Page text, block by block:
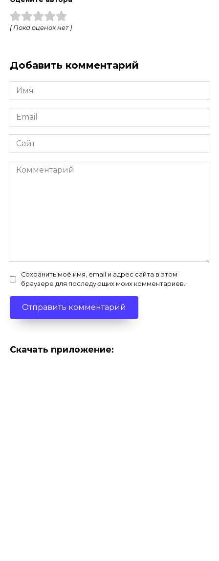
( Пока оценок нет )
Добавить комментарий
Имя
*
Email
*
Сайт
Комментарий
Сохранить моё имя, email и адрес сайта в этом
браузере для последующих моих комментариев.
Скачать приложение: